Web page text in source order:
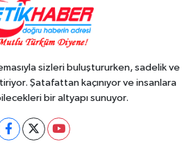
sizleri buluştururken, sadelik ve
Şatafattan kaçınıyor ve insanlara
bir altyapı sunuyor.